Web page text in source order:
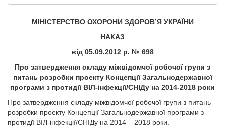
МІНІСТЕРСТВО ОХОРОНИ ЗДОРОВ’Я УКРАЇНИ
НАКАЗ
від 05.09.2012 р. № 698
Про затвердження складу міжвідомчої робочої групи з
питань розробки проекту Концепції Загальнодержавної
програми з протидії ВІЛ-інфекції/СНІДу на 2014-2018 роки
Про затвердження складу міжвідомчої робочої групи з питань
розробки проекту Концепції Загальнодержавної програми з
протидії ВІЛ-інфекції/СНІДу на 2014 – 2018 роки.